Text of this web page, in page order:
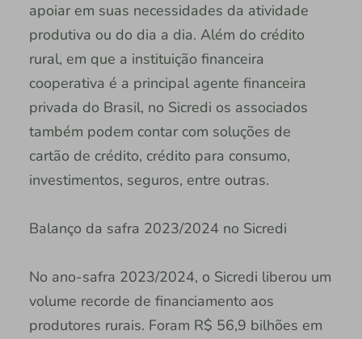
apoiar em suas necessidades da atividade
produtiva ou do dia a dia. Além do crédito
rural, em que a instituição financeira
cooperativa é a principal agente financeira
privada do Brasil, no Sicredi os associados
também podem contar com soluções de
cartão de crédito, crédito para consumo,
investimentos, seguros, entre outras.
Balanço da safra 2023/2024 no Sicredi
No ano-safra 2023/2024, o Sicredi liberou um
volume recorde de financiamento aos
produtores rurais. Foram R$ 56,9 bilhões em